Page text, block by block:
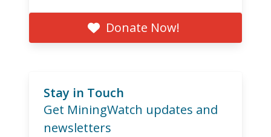
Donate Now!
Stay in Touch
Get MiningWatch updates and
newsletters